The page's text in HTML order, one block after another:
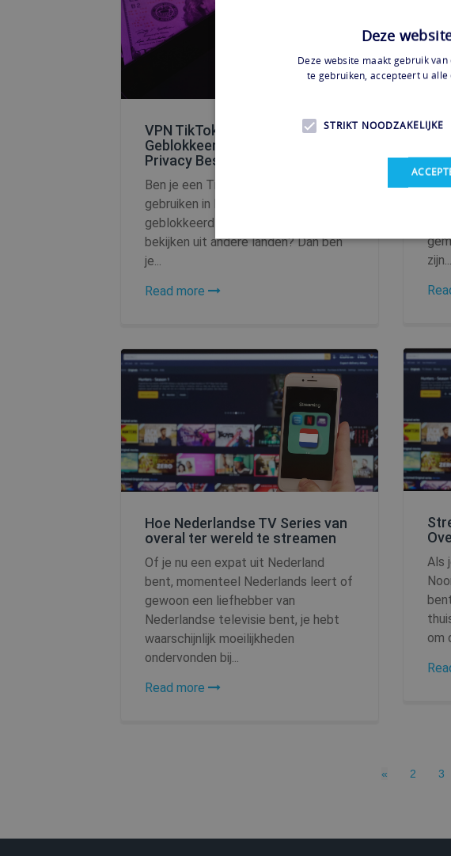
zijn...
VPN TikTok: Toegang tot
Geblokkeerde Content en
Privacy Beschermen
Ben je een TikTok-fan? Wil je TikTok
gebruiken in landen waar de app
geblokkeerd is of gewoon content
bekijken uit andere landen? Dan ben
je...
Read more
Als
om
Hoe Nederlandse TV Series van
overal ter wereld te streamen
Of je nu een expat uit Nederland
bent, momenteel Nederlands leert of
gewoon een liefhebber van
Nederlandse televisie bent, je hebt
waarschijnlijk moeilijkheden
ondervonden bij...
Read more
«Previous
2 3
Deze
Deze website maakt gebruik
te gebruiken, accepteert u
STRIKT NOODZAKELIJKE
Strikt
Naam Provider / Domein
SF_Referal www.shellfire.nl
__cflb
Cloudflare, Inc.
api2.hcaptcha.com
CookieScriptConsent
CookieScript
_clsk
PHPSESSID
Machines, Inc.